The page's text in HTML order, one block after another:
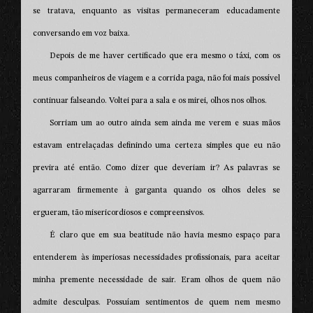
se tratava, enquanto as visitas permaneceram educadamente
conversando em voz baixa.
Depois de me haver certificado que era mesmo o táxi, com os
meus companheiros de viagem e a corrida paga, não foi mais possível
continuar falseando. Voltei para a sala e os mirei, olhos nos olhos.
Sorriam um ao outro ainda sem ainda me verem e suas mãos
estavam entrelaçadas definindo uma certeza simples que eu não
previra até então. Como dizer que deveriam ir? As palavras se
agarraram firmemente à garganta quando os olhos deles se
ergueram, tão misericordiosos e compreensivos.
É claro que em sua beatitude não havia mesmo espaço para
entenderem às imperiosas necessidades profissionais, para aceitar
minha premente necessidade de sair. Eram olhos de quem não
admite desculpas. Possuíam sentimentos de quem nem mesmo